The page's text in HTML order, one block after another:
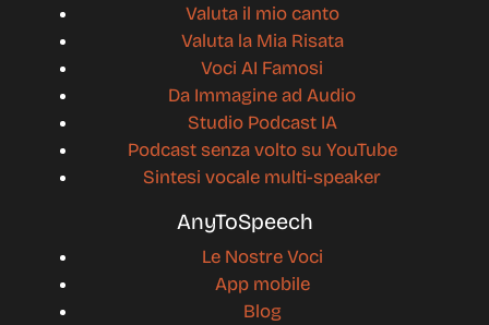
Valuta il mio canto
Valuta la Mia Risata
Voci AI Famosi
Da Immagine ad Audio
Studio Podcast IA
Podcast senza volto su YouTube
Sintesi vocale multi-speaker
AnyToSpeech
Le Nostre Voci
App mobile
Blog